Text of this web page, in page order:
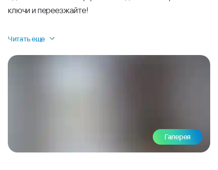
ключи и переезжайте!
Читать еще
Галерея